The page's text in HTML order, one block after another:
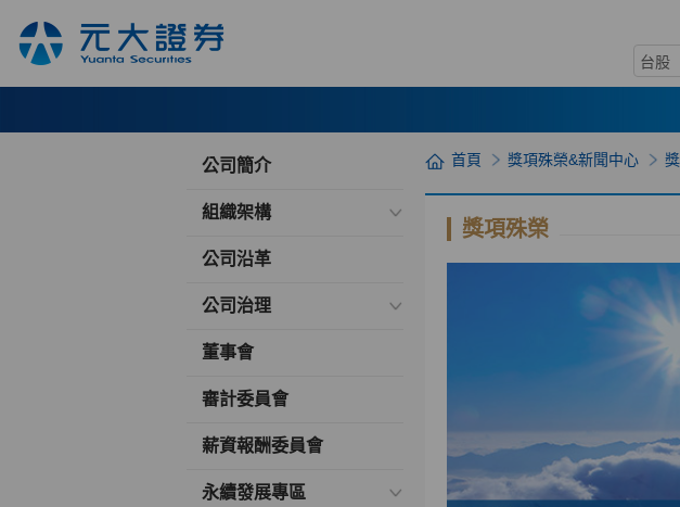
台股
公司簡介
組織架構
公司沿革
公司治理
董事會
審計委員會
薪資報酬委員會
永續發展專區
首頁 獎項殊榮&新聞中心
獎項殊榮